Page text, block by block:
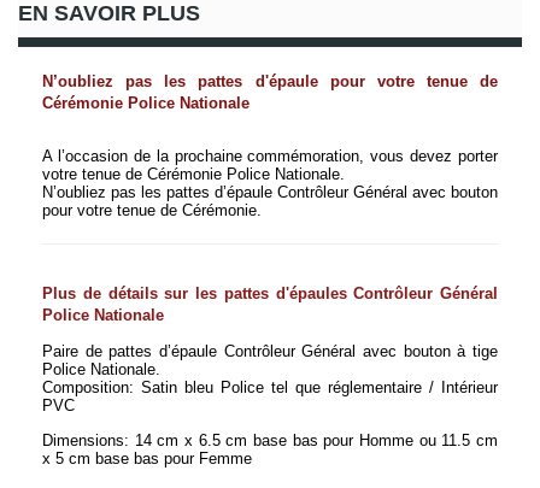
EN SAVOIR PLUS
N’oubliez pas les pattes d'épaule pour votre tenue de
Cérémonie Police Nationale
A l’occasion de la prochaine commémoration, vous devez porter
votre tenue de Cérémonie Police Nationale.
N’oubliez pas les pattes d’épaule Contrôleur Général avec bouton
pour votre tenue de Cérémonie.
Plus de détails sur les pattes d'épaules Contrôleur Général
Police Nationale
Paire de pattes d’épaule Contrôleur Général avec bouton à tige
Police Nationale.
Composition: Satin bleu Police tel que réglementaire / Intérieur
PVC
Dimensions: 14 cm x 6.5 cm base bas pour Homme ou 11.5 cm
x 5 cm base bas pour Femme